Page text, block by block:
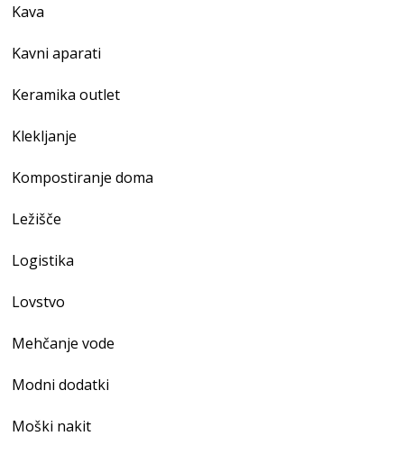
Kava
Kavni aparati
Keramika outlet
Klekljanje
Kompostiranje doma
Ležišče
Logistika
Lovstvo
Mehčanje vode
Modni dodatki
Moški nakit